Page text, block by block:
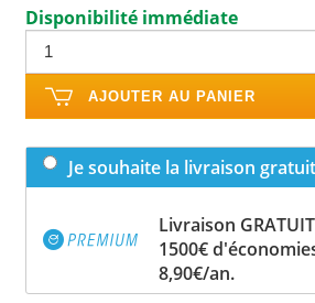
Disponibilité immédiate
AJOUTER AU PANIER
Je souhaite la livraison
Livraison
1500€
8,90€/an.